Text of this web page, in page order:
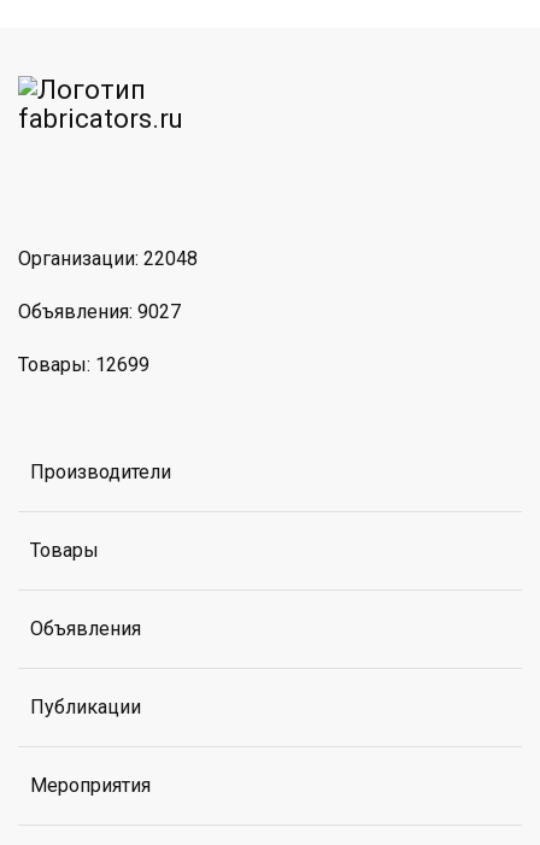
Организации: 22048
Объявления: 9027
Товары: 12699
Производители
Товары
Объявления
Публикации
Мероприятия